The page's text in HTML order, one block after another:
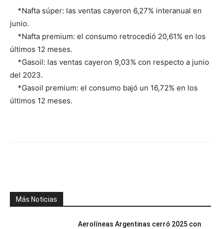
*Nafta súper: las ventas cayeron 6,27% interanual en
junio.
*Nafta premium: el consumo retrocedió 20,61% en los
últimos 12 meses.
*Gasoil: las ventas cayeron 9,03% con respecto a junio
del 2023.
*Gasoil premium: el consumo bajó un 16,72% en los
últimos 12 meses.
Más Noticias
Aerolíneas Argentinas cerró 2025 con